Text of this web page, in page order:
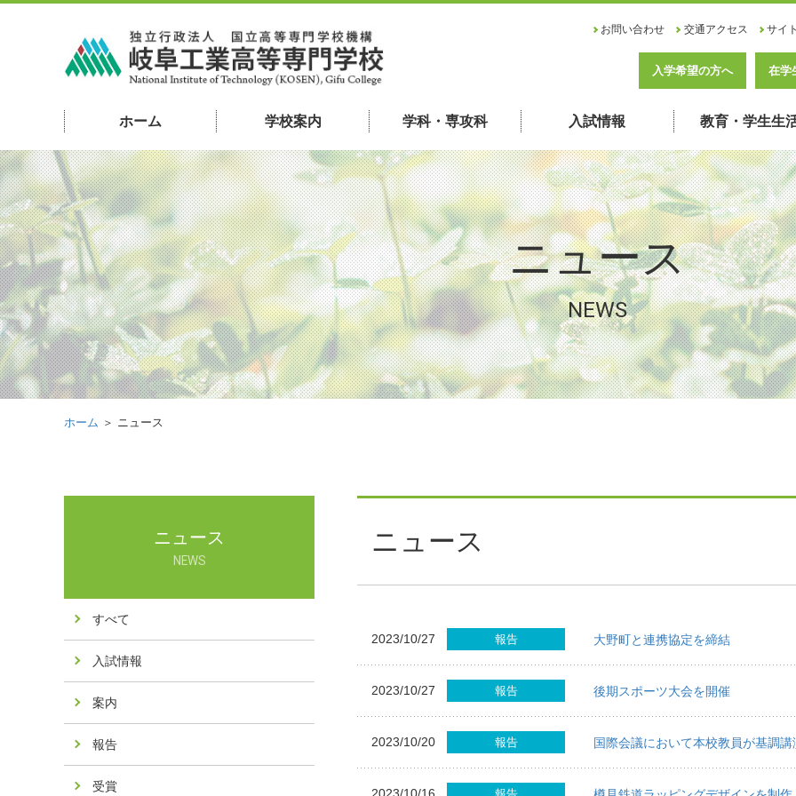
お問い合わせ 交通アクセス サイ
入学希望の方へ 在学
ホーム 学校案内 学科・専攻科 入試情報 教育・学生生
ニュース
NEWS
ホーム ＞ ニュース
ニュース
2023/10/27 報告 大野町と連携協定を締結
2023/10/27 報告 後期スポーツ大会を開催
2023/10/20 報告 国際会議において本校教員が基調講
ニュース
NEWS
すべて
入試情報
案内
報告
受賞